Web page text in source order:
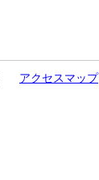
アクセスマップ